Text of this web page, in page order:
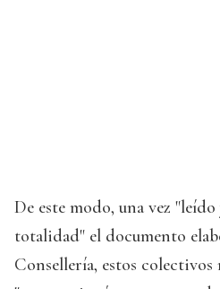
De este modo, una vez
totalidad" el documento
Consellería, estos